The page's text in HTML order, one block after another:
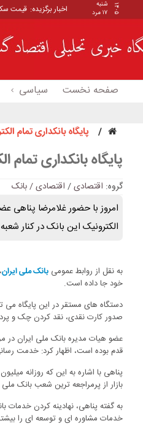
۱۴۰۵
شنبه
۱۷ مرد
اخبار برگزیده: قیمت سکه
صفحه نخست سیاسی
پایگاه بانکداری تمام
پایگاه بانکداری تمام
گروه: اقتصادی/ اقتصادی / بانک
امروز با حضور غلامرضا پناهی
الکترونیک این بانک در کنار شعبه
به نقل از روابط عمومیبانک ملی ایران
خود جا داده است.
دستگاه های مستقر در این پایگاه می
صدور کارت نقدی، نقد کردن چک و
عضو هیات مدیره بانک ملی ایران در
قدم بوده است، اظهار کرد: خدمت
پناهی با اشاره به این که روزانه
بازار از پرمراجعه ترین شعب بانک
به گفته پناهی، نهادینه کردن خدمات
خدمات مشاوره ای و توسعه ای را